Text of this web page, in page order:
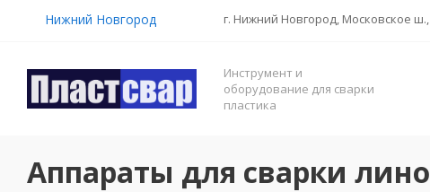
Нижний Новгород г. Нижний Новгород, Московское
Инструмент и
оборудование для сварки
пластика
Аппараты для сварки